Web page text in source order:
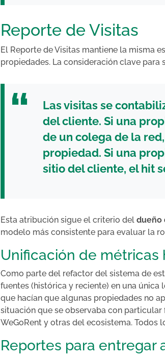
Reporte de Visitas
El Reporte de Visitas mantiene la misma
propiedades. La consideración clave para
Las visitas se
del cliente. Si una
de un colega de la
propiedad. Si una
sitio del cliente, el hit
Esta atribución sigue el criterio del dueño
modelo más consistente para evaluar la
Unificación de métricas
Como parte del refactor del sistema de
fuentes (histórica y reciente) en una
que hacían que algunas propiedades no
situación que se observaba con
WeGoRent y otras del ecosistema.
Reportes para entregar